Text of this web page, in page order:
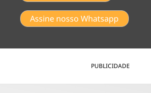
Assine nosso Whatsapp
PUBLICIDADE